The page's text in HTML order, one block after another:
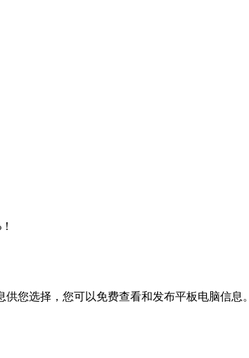
您选择，您可以免费查看和发布平板电脑信息。